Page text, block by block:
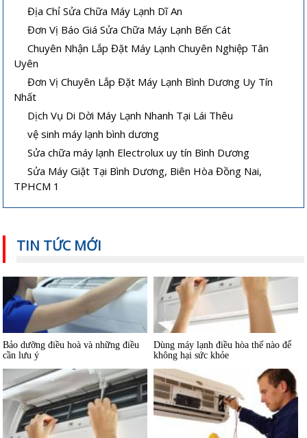
Địa Chỉ Sửa Chữa Máy Lạnh Dĩ An
Đơn Vị Báo Giá Sửa Chữa Máy Lạnh Bến Cát
Chuyên Nhận Lắp Đặt Máy Lạnh Chuyên Nghiệp Tân
Uyên
Đơn Vị Chuyên Lắp Đặt Máy Lạnh Bình Dương Uy Tín
Nhất
Dịch Vụ Di Dời Máy Lạnh Nhanh Tại Lái Thêu
vệ sinh máy lạnh bình dương
Sửa chữa máy lạnh Electrolux uy tín Bình Dương
Sửa Máy Giặt Tại Bình Dương, Biên Hòa Đồng Nai,
TPHCM 1
TIN TỨC MỚI
Cách sửa máy lạnh âm trần không
lạnh hoặc lạnh yếu
Vệ sinh máy lạnh âm trần tại nhà
Hướng dẫn sử dụng và bảo quản
Bảo dưỡng điều hoà và những điều
cần lưu ý
Dùng máy lạnh điều hòa thế nào để
không hại sức khỏe